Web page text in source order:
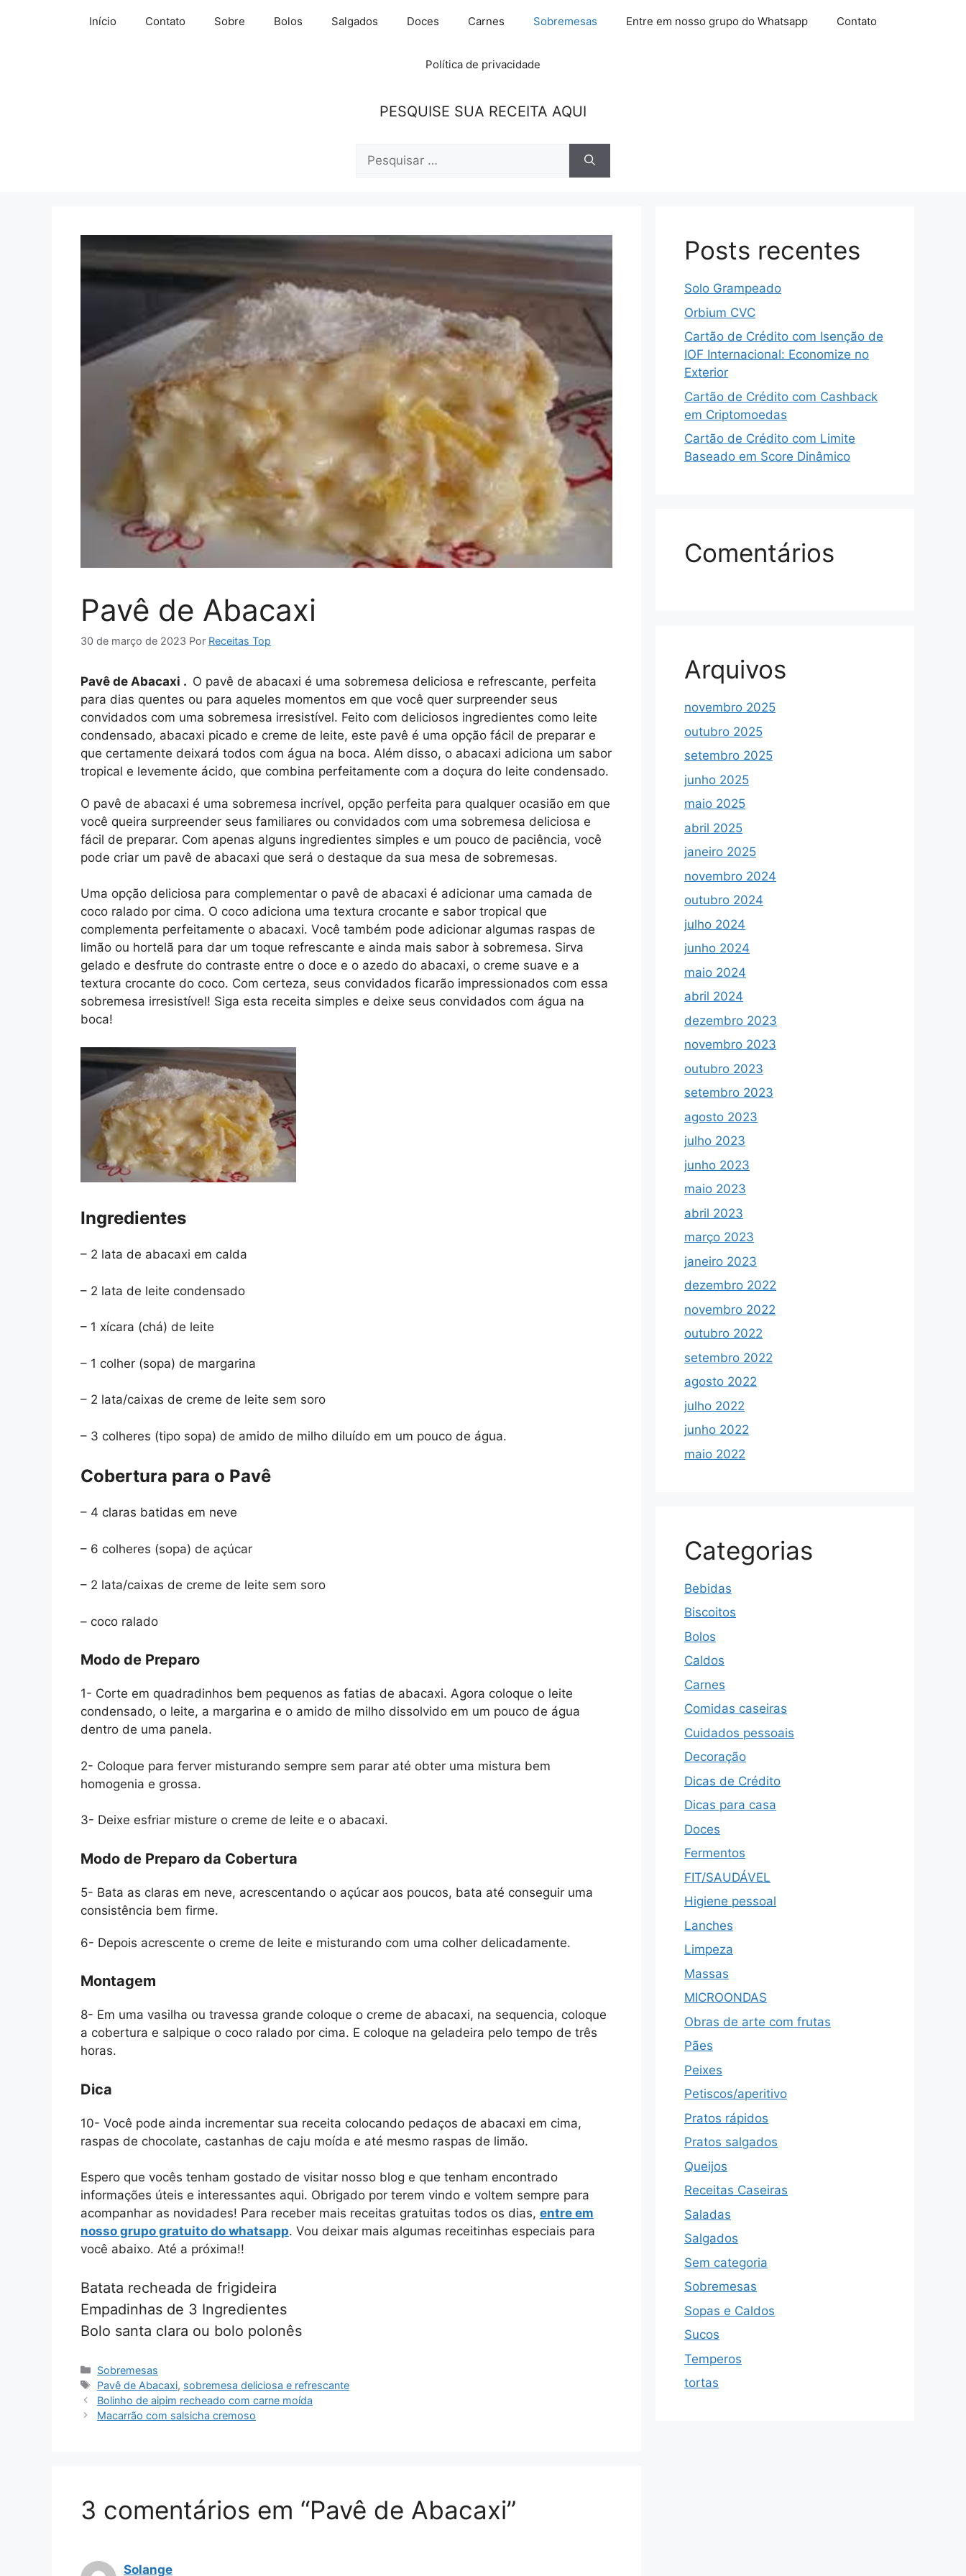
Início Contato Sobre Bolos Salgados Doces Carnes Sobremesas Entre em nosso grupo do Whatsapp Contato
Política de privacidade
PESQUISE SUA RECEITA AQUI
Pesquisar
Pavê de Abacaxi
30 de março de 2023 Por Receitas Top
Pavê de Abacaxi . O pavê de abacaxi é uma sobremesa deliciosa e refrescante, perfeita
para dias quentes ou para aqueles momentos em que você quer surpreender seus
convidados com uma sobremesa irresistível. Feito com deliciosos ingredientes como leite
condensado, abacaxi picado e creme de leite, este pavê é uma opção fácil de preparar e
que certamente deixará todos com água na boca. Além disso, o abacaxi adiciona um sabor
tropical e levemente ácido, que combina perfeitamente com a doçura do leite condensado.
O pavê de abacaxi é uma sobremesa incrível, opção perfeita para qualquer ocasião em que
você queira surpreender seus familiares ou convidados com uma sobremesa deliciosa e
fácil de preparar. Com apenas alguns ingredientes simples e um pouco de paciência, você
pode criar um pavê de abacaxi que será o destaque da sua mesa de sobremesas.
Uma opção deliciosa para complementar o pavê de abacaxi é adicionar uma camada de
coco ralado por cima. O coco adiciona uma textura crocante e sabor tropical que
complementa perfeitamente o abacaxi. Você também pode adicionar algumas raspas de
limão ou hortelã para dar um toque refrescante e ainda mais sabor à sobremesa. Sirva
gelado e desfrute do contraste entre o doce e o azedo do abacaxi, o creme suave e a
textura crocante do coco. Com certeza, seus convidados ficarão impressionados com essa
sobremesa irresistível! Siga esta receita simples e deixe seus convidados com água na
boca!
Ingredientes
– 2 lata de abacaxi em calda
– 2 lata de leite condensado
– 1 xícara (chá) de leite
– 1 colher (sopa) de margarina
– 2 lata/caixas de creme de leite sem soro
– 3 colheres (tipo sopa) de amido de milho diluído em um pouco de água.
Cobertura para o Pavê
– 4 claras batidas em neve
– 6 colheres (sopa) de açúcar
– 2 lata/caixas de creme de leite sem soro
– coco ralado
Modo de Preparo
1- Corte em quadradinhos bem pequenos as fatias de abacaxi. Agora coloque o leite
condensado, o leite, a margarina e o amido de milho dissolvido em um pouco de água
dentro de uma panela.
2- Coloque para ferver misturando sempre sem parar até obter uma mistura bem
homogenia e grossa.
3- Deixe esfriar misture o creme de leite e o abacaxi.
Modo de Preparo da Cobertura
5- Bata as claras em neve, acrescentando o açúcar aos poucos, bata até conseguir uma
consistência bem firme.
6- Depois acrescente o creme de leite e misturando com uma colher delicadamente.
Montagem
8- Em uma vasilha ou travessa grande coloque o creme de abacaxi, na sequencia, coloque
a cobertura e salpique o coco ralado por cima. E coloque na geladeira pelo tempo de três
horas.
Dica
10- Você pode ainda incrementar sua receita colocando pedaços de abacaxi em cima,
raspas de chocolate, castanhas de caju moída e até mesmo raspas de limão.
Espero que vocês tenham gostado de visitar nosso blog e que tenham encontrado
informações úteis e interessantes aqui. Obrigado por terem vindo e voltem sempre para
acompanhar as novidades! Para receber mais receitas gratuitas todos os dias, entre em
nosso grupo gratuito do whatsapp. Vou deixar mais algumas receitinhas especiais para
você abaixo. Até a próxima!!
Batata recheada de frigideira
Empadinhas de 3 Ingredientes
Bolo santa clara ou bolo polonês
Categorias
Sobremesas
Tags
Pavê de Abacaxi, sobremesa deliciosa e refrescante
Bolinho de aipim recheado com carne moída
Macarrão com salsicha cremoso
3 comentários em “Pavê de Abacaxi”
Solange
Posts recentes
Solo Grampeado
Orbium CVC
Cartão de Crédito com Isenção de
IOF Internacional: Economize no
Exterior
Cartão de Crédito com Cashback
em Criptomoedas
Cartão de Crédito com Limite
Baseado em Score Dinâmico
Comentários
Arquivos
novembro 2025
outubro 2025
setembro 2025
junho 2025
maio 2025
abril 2025
janeiro 2025
novembro 2024
outubro 2024
julho 2024
junho 2024
maio 2024
abril 2024
dezembro 2023
novembro 2023
outubro 2023
setembro 2023
agosto 2023
julho 2023
junho 2023
maio 2023
abril 2023
março 2023
janeiro 2023
dezembro 2022
novembro 2022
outubro 2022
setembro 2022
agosto 2022
julho 2022
junho 2022
maio 2022
Categorias
Bebidas
Biscoitos
Bolos
Caldos
Carnes
Comidas caseiras
Cuidados pessoais
Decoração
Dicas de Crédito
Dicas para casa
Doces
Fermentos
FIT/SAUDÁVEL
Higiene pessoal
Lanches
Limpeza
Massas
MICROONDAS
Obras de arte com frutas
Pães
Peixes
Petiscos/aperitivo
Pratos rápidos
Pratos salgados
Queijos
Receitas Caseiras
Saladas
Salgados
Sem categoria
Sobremesas
Sopas e Caldos
Sucos
Temperos
tortas